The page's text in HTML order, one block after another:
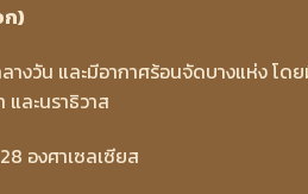
ก)
างวัน และมีอากาศร้อนจัดบางแห่ง โ
และนราธิวาส
องศาเซลเซียส